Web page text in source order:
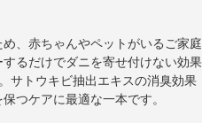
、赤ちゃんやペットがいるご家庭
るだけでダニを寄せ付けない効果
サトウキビ抽出エキスの消臭効果
つケアに最適な一本です。